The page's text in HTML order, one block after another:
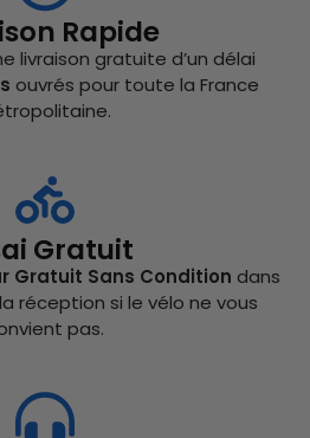
Rapide
livraison gratuite d’un délai
ouvrés pour toute la France
Gratuit
Gratuit Sans Condition dans
réception si le vélo ne vous
pas.